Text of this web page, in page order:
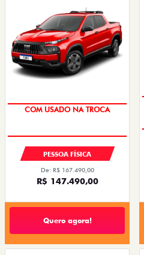
OPORTUNIDADE
PESSOA FÍSICA
De: R$ 167.490,00
R$ 147.490,00
Quero agora!